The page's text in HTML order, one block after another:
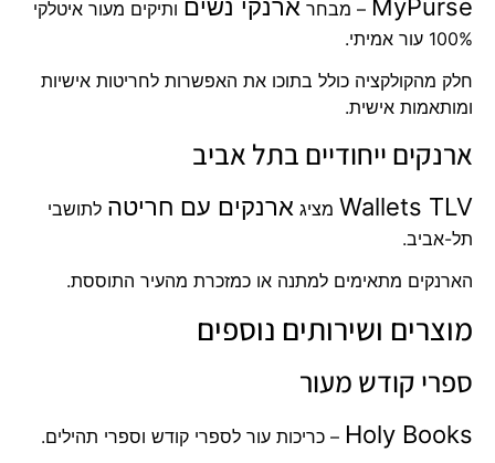
MyPurse – מבחר ארנקי נשים ותיקים מעור איטלקי
100% עור אמיתי.
חלק מהקולקציה כולל בתוכו את האפשרות לחריטות אישיות
ומותאמות אישית.
ארנקים ייחודיים בתל אביב
Wallets TLV מציג ארנקים עם חריטה לתושבי
תל-אביב.
הארנקים מתאימים למתנה או כמזכרת מהעיר התוססת.
מוצרים ושירותים נוספים
ספרי קודש מעור
Holy Books – כריכות עור לספרי קודש וספרי תהילים.